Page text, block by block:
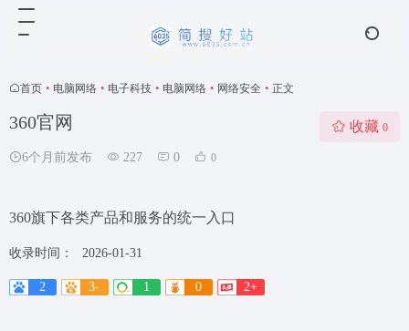
首页 • 电脑网络 • 电子科技 • 电脑网络 • 网络安全 • 正文
360官网
6个月前发布 227 0 0
收藏 0
360旗下各类产品和服务的统一入口
收录时间： 2026-01-31
2 3- 1 0 2+